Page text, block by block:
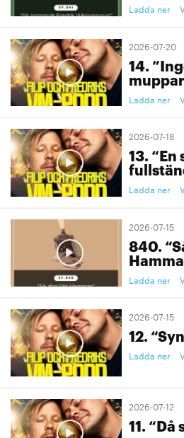
Ladda ner
2026-07-20
14.
Ladda ner
2026-07-18
13.
Ladda ner
2026-07-15
840.
Ladda ner
2026-07-15
12.
Ladda ner
2026-07-12
11. “Då